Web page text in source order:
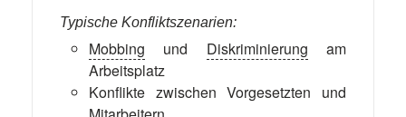
Typische Konfliktszenarien:
Mobbing und Diskriminierung am
Arbeitsplatz
Konflikte zwischen Vorgesetzten und